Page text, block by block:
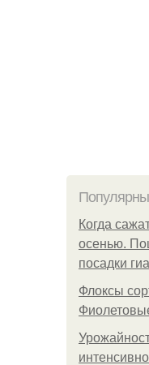
Когда
осенью.
посадки
Флоксы